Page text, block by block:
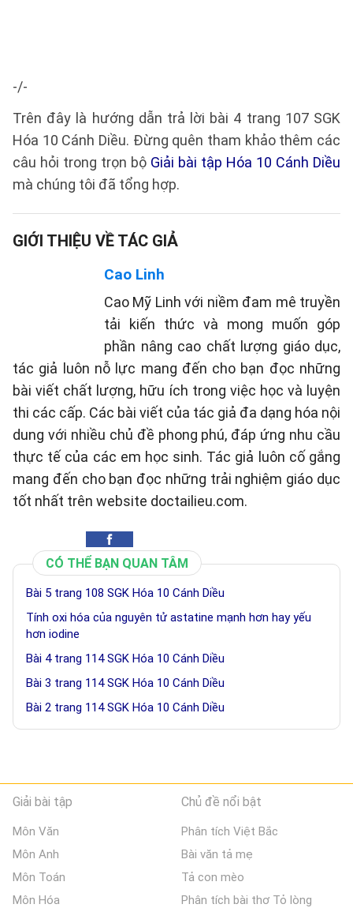
-/-
Trên đây là hướng dẫn trả lời bài 4 trang 107 SGK
Hóa 10 Cánh Diều. Đừng quên tham khảo thêm các
câu hỏi trong trọn bộ Giải bài tập Hóa 10 Cánh Diều
mà chúng tôi đã tổng hợp.
GIỚI THIỆU VỀ TÁC GIẢ
Cao Linh
Cao Mỹ Linh với niềm đam mê truyền
tải kiến thức và mong muốn góp
phần nâng cao chất lượng giáo dục,
tác giả luôn nỗ lực mang đến cho bạn đọc những
bài viết chất lượng, hữu ích trong việc học và luyện
thi các cấp. Các bài viết của tác giả đa dạng hóa nội
dung với nhiều chủ đề phong phú, đáp ứng nhu cầu
thực tế của các em học sinh. Tác giả luôn cố gắng
mang đến cho bạn đọc những trải nghiệm giáo dục
tốt nhất trên website doctailieu.com.
CÓ THỂ BẠN QUAN TÂM
Bài 5 trang 108 SGK Hóa 10 Cánh Diều
Tính oxi hóa của nguyên tử astatine mạnh hơn hay yếu
hơn iodine
Bài 4 trang 114 SGK Hóa 10 Cánh Diều
Bài 3 trang 114 SGK Hóa 10 Cánh Diều
Bài 2 trang 114 SGK Hóa 10 Cánh Diều
Giải bài tập
Môn Văn
Môn Anh
Môn Toán
Môn Hóa
Chủ đề nổi bật
Phân tích Việt Bắc
Bài văn tả mẹ
Tả con mèo
Phân tích bài thơ Tỏ lòng